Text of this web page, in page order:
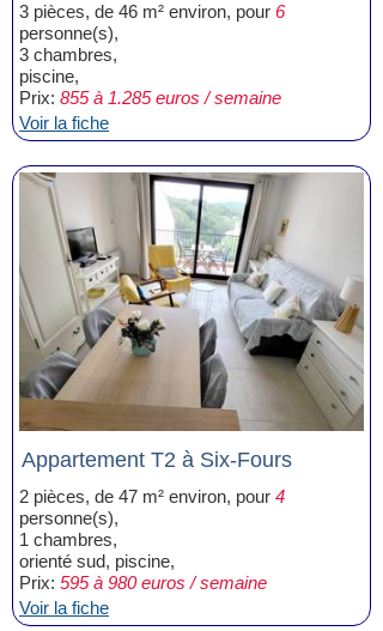
3 pièces, de 46 m² environ, pour 6
personne(s),
3 chambres,
piscine,
Prix: 855 à 1.285 euros / semaine
Voir la fiche
Appartement T2 à Six-Fours
2 pièces, de 47 m² environ, pour 4
personne(s),
1 chambres,
orienté sud, piscine,
Prix: 595 à 980 euros / semaine
Voir la fiche